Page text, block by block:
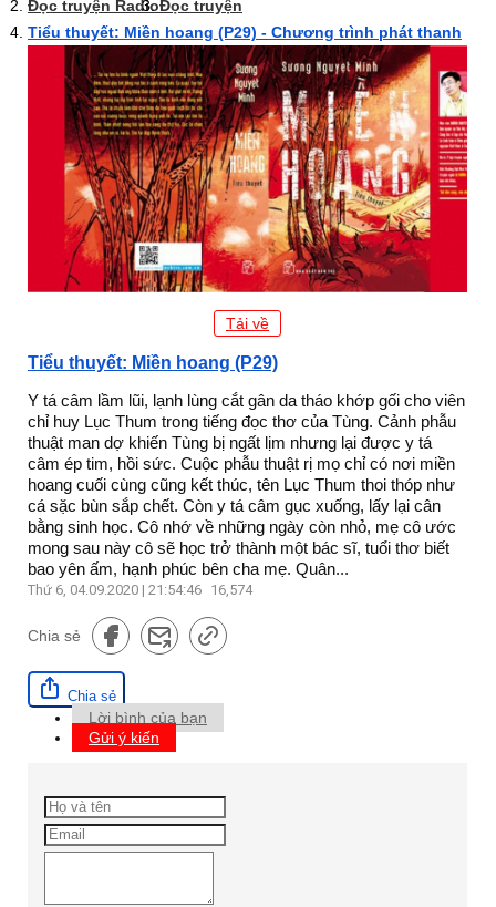
Đọc truyện RadioĐọc truyện
Tiểu thuyết: Miền hoang (P29) - Chương trình phát thanh
Tải về
Tiểu thuyết: Miền hoang (P29)
Y tá câm lầm lũi, lạnh lùng cắt gân da tháo khớp gối cho viên
chỉ huy Lục Thum trong tiếng đọc thơ của Tùng. Cảnh phẫu
thuật man dợ khiến Tùng bị ngất lịm nhưng lại được y tá
câm ép tim, hồi sức. Cuộc phẫu thuật rị mọ chỉ có nơi miền
hoang cuối cùng cũng kết thúc, tên Lục Thum thoi thóp như
cá sặc bùn sắp chết. Còn y tá câm gục xuống, lấy lại cân
bằng sinh học. Cô nhớ về những ngày còn nhỏ, mẹ cô ước
mong sau này cô sẽ học trở thành một bác sĩ, tuổi thơ biết
bao yên ấm, hạnh phúc bên cha mẹ. Quân...
Thứ 6, 04.09.2020 | 21:54:46 16,574
Chia sẻ
Chia sẻ
Lời bình của bạn
Gửi ý kiến